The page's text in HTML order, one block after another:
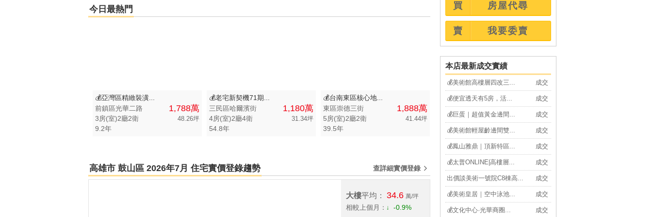
高雄市-旗山區
高雄市-小港區
高雄市-林園區
高雄市-路竹區
今日最熱門
💰亞灣區精緻裝潢...
前鎮區光華二路
1,788萬
3房(室)2廳2衛 48.26坪
9.2年
💰老宅新契機71期...
三民區哈爾濱街
1,180萬
4房(室)2廳4衛 31.34坪
54.8年
💰台南東區核心地...
東區崇德三街
1,888萬
5房(室)2廳2衛 41.44坪
39.5年
高雄市 鼓山區 2026年7月 住宅實價登錄趨勢 查詳細實價登錄
大樓平均： 34.6 萬/坪
相較上個月： -0.9%
買 房屋代尋
賣 我要委賣
本店最新成交實績
💰美術館高樓層四改三...
💰便宜透天有5房，活... 成交
💰巨蛋｜超值黃金邊間... 成交
💰美術館輕屋齡邊間雙... 成交
💰鳳山雅鼎｜頂新特區... 成交
💰太普ONLINE|高樓層... 成交
出價談美術一號院C8棟高... 成交
💰美術皇居｜空中泳池... 成交
💰文化中心·光華商圈... 成交
💰農十六美術館稀有高... 成交